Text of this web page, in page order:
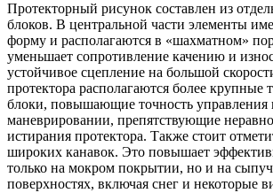
Протекторный рисунок составлен из
блоков. В центральной части элементы
форму и располагаются в «шахматном»
уменьшает сопротивление качению и
устойчивое сцепление на большой
протектора располагаются более крупные
блоки, повышающие точность управления
маневрировании, препятствующие
истирания протектора. Также стоит
широких канавок. Это повышает
только на мокром покрытии, но и на
поверхностях, включая снег и некоторые